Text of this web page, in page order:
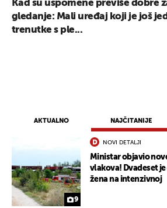
AKTUALNO NAJČITANIJE
9
NOVI DETALJI
Ministar objavio
vlakova! Dvadeset
žena na intenzivnoj
Kad su uspomene previše dobre
gledanje: Mali uređaj koji je još
trenutke s ple...